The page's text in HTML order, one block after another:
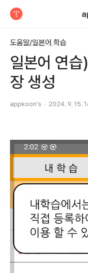
도움말/일본어 학습
일본어 연
장 생성
appkoon's 2024. 9. 15.